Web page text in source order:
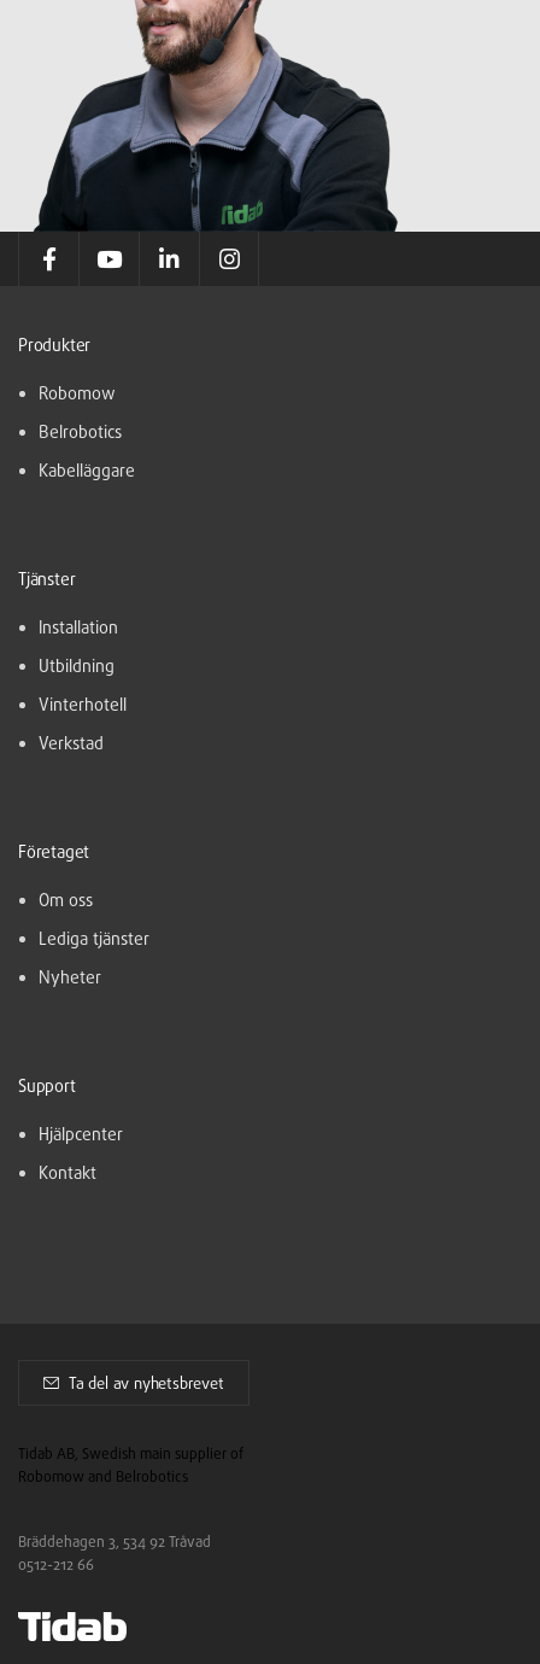
Produkter
Robomow
Belrobotics
Kabelläggare
Tjänster
Installation
Utbildning
Vinterhotell
Verkstad
Företaget
Om oss
Lediga tjänster
Nyheter
Support
Hjälpcenter
Kontakt
Ta del av nyhetsbrevet
Tidab AB, Swedish main supplier of
Robomow and Belrobotics
Bräddehagen 3, 534 92 Tråvad
0512-212 66